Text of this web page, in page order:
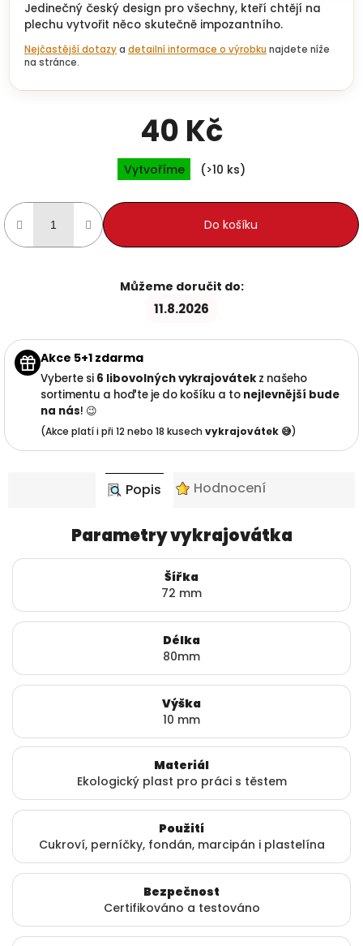
Jedinečný český design pro všechny, kteří chtějí na
plechu vytvořit něco skutečně impozantního.
Nejčastější dotazya detailní informace o výrobku najdete níže
na stránce.
40 Kč
Měrná cena:
Vytvoříme (>10 ks)
Do košíku
Můžeme doručit do:
11.8.2026
Akce 5+1 zdarma
Vyberte si 6 libovolných vykrajovátek z našeho
sortimentu a hoďte je do košíku a to nejlevnější bude
na nás! 😉
(Akce platí i při 12 nebo 18 kusech vykrajovátek 😅)
Popis Hodnocení
Parametry vykrajovátka
Šířka
72 mm
Délka
80mm
Výška
10 mm
Materiál
Ekologický plast pro práci s těstem
Použití
Cukroví, perníčky, fondán, marcipán i plastelína
Bezpečnost
Certifikováno a testováno